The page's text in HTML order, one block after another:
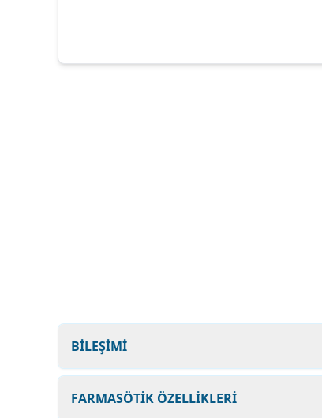
BİLEŞİMİ
FARMASÖTİK ÖZELLİKLERİ